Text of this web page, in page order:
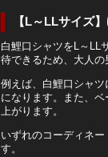
【L～LLサイズ
白鯉口シャツをL～LL
待できるため、大人の
例えば、白鯉口シャ
になります。また、
上がります。
いずれのコーディネ
す。